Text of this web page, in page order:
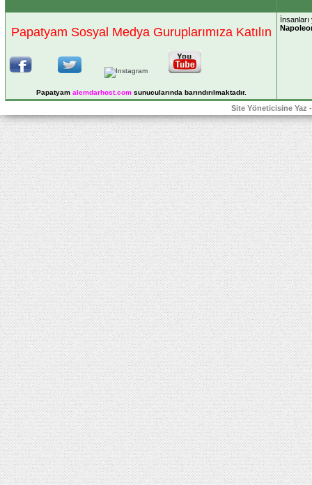
Papatyam Sosyal Medya Guruplarımıza Katılın
Papatyam alemdarhost.comsunucularında barındırılmaktadır.
Site Yöneticisine Yaz